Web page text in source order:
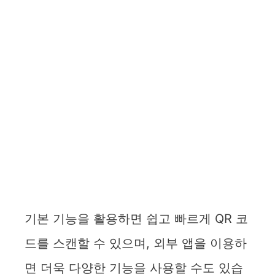
기본 기능을 활용하면 쉽고 빠르게 QR 코
드를 스캔할 수 있으며, 외부 앱을 이용하
면 더욱 다양한 기능을 사용할 수도 있습